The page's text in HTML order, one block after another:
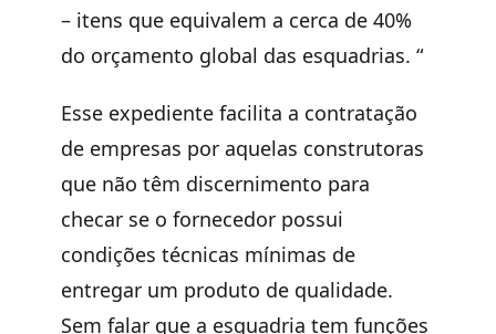
– itens que equivalem a cerca de 40%
do orçamento global das esquadrias. “
Esse expediente facilita a contratação
de empresas por aquelas construtoras
que não têm discernimento para
checar se o fornecedor possui
condições técnicas mínimas de
entregar um produto de qualidade.
Sem falar que a esquadria tem funções